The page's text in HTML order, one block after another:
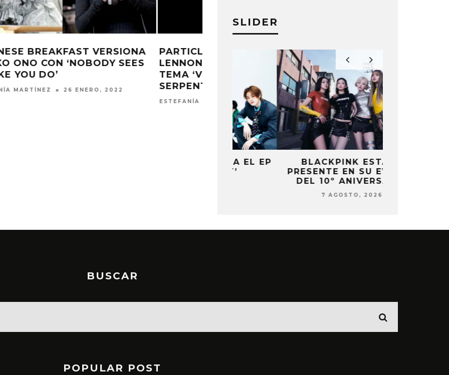
PARTICLE KID Y SEAN ONO
LENNON COMPARTEN SU NUEVO
TEMA ‘VELOCIRAPTURE (THE
SERPENT FLEW)’
10 NOVIEMBRE, 2021
SLIDER
BLACKPINK ESTARÁ
PRESENTE EN SU EVENTO
DEL 10º ANIVERSARIO
7 AGOSTO, 2026
BUSCAR
POPULAR POST